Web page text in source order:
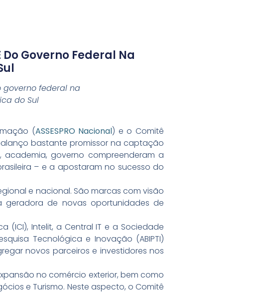
Governo Federal Na
governo federal na
do Sul
(ASSESPRO Nacional) e o Comitê
bastante promissor na captação
academia, governo compreenderam a
– e a apostaram no sucesso do
e nacional. São marcas com visão
de novas oportunidades de
(ICI), Intelit, a Central IT e a Sociedade
Tecnológica e Inovação (ABIPTI)
novos parceiros e investidores nos
no comércio exterior, bem como
e Turismo. Neste aspecto, o Comitê